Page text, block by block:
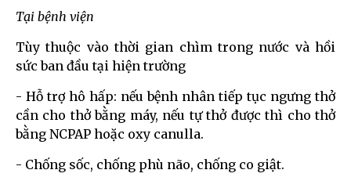
Tại bệnh viện
Tùy thuộc vào thời gian chìm trong nước và hồi
sức ban đầu tại hiện trường
- Hỗ trợ hô hấp: nếu bệnh nhân tiếp tục ngưng thở
cần cho thở bằng máy, nếu tự thở được thì cho thở
bằng NCPAP hoặc oxy canulla.
- Chống sốc, chống phù não, chống co giật.